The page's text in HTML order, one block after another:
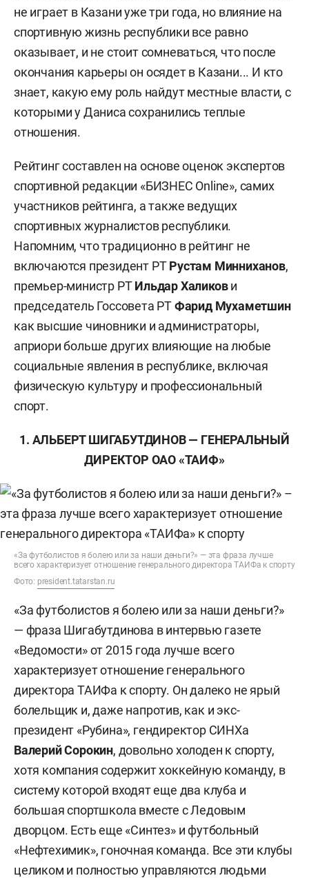
не играет в Казани уже три года, но влияние на
спортивную жизнь республики все равно
оказывает, и не стоит сомневаться, что после
окончания карьеры он осядет в Казани... И кто
знает, какую ему роль найдут местные власти, с
которыми у Даниса сохранились теплые
отношения.
Рейтинг составлен на основе оценок экспертов
спортивной редакции «БИЗНЕС Online», самих
участников рейтинга, а также ведущих
спортивных журналистов республики.
Напомним, что традиционно в рейтинг не
включаются президент РТРустам Минниханов,
премьер-министр РТИльдар Халикови
председатель Госсовета РТФарид Мухаметшин
как высшие чиновники и администраторы,
априори больше других влияющие на любые
социальные явления в республике, включая
физическую культуру и профессиональный
спорт.
1. АЛЬБЕРТ ШИГАБУТДИНОВ — ГЕНЕРАЛЬНЫЙ
ДИРЕКТОР ОАО «ТАИФ»
«За футболистов я болею или за наши деньги?» — эта фраза лучше
всего характеризует отношение генерального директора ТАИФа к спорту
Фото: president.tatarstan.ru
«За футболистов я болею или за наши деньги?»
— фраза Шигабутдинова в интервью газете
«Ведомости» от 2015 года лучше всего
характеризует отношение генерального
директора ТАИФа к спорту. Он далеко не ярый
болельщик и, даже напротив, как и экс-
президент «Рубина», гендиректор СИНХа
Валерий Сорокин, довольно холоден к спорту,
хотя компания содержит хоккейную команду, в
систему которой входят еще два клуба и
большая спортшкола вместе с Ледовым
дворцом. Есть еще «Синтез» и футбольный
«Нефтехимик», гоночная команда. Все эти клубы
целиком и полностью управляются людьми